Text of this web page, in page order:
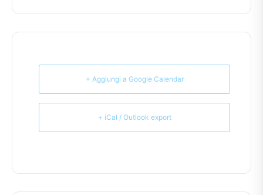
+ Aggiungi a Google Calendar
+ iCal / Outlook export